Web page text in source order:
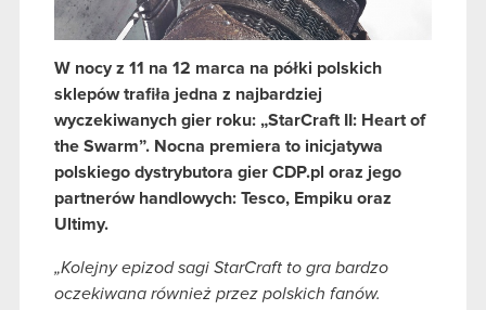
W nocy z 11 na 12 marca na półki polskich
sklepów trafiła jedna z najbardziej
wyczekiwanych gier roku: „StarCraft II: Heart of
the Swarm”. Nocna premiera to inicjatywa
polskiego dystrybutora gier CDP.pl oraz jego
partnerów handlowych: Tesco, Empiku oraz
Ultimy.
„Kolejny epizod sagi StarCraft to gra bardzo
oczekiwana również przez polskich fanów.